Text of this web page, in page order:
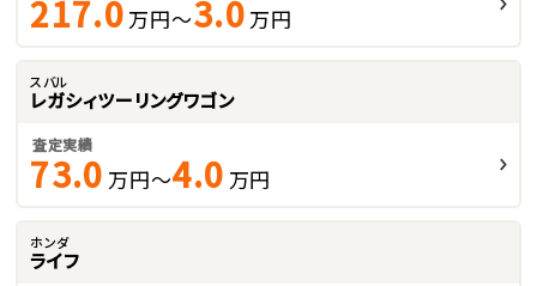
217.0 万円～3.0 万円
スバル
レガシィツーリングワゴン
査定実績
73.0 万円～4.0 万円
ホンダ
ライフ